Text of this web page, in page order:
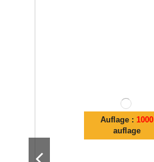
Auflage : 1000
auflage